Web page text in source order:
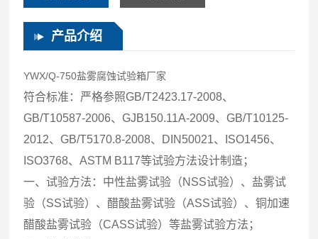
产品介绍
YWX/Q-750盐雾腐蚀试验箱厂家
符合标准：严格参照GB/T2423.17-2008、
GB/T10587-2006、GJB150.11A-2009、GB/T10125-
2012、GB/T5170.8-2008、DIN50021、ISO1456、
ISO3768、ASTM B117等试验方法设计制造；
一、试验方法：中性盐雾试验（NSS试验）、盐雾试
验（SS试验）、醋酸盐雾试验（ASS试验）、铜加速
醋酸盐雾试验（CASS试验）等盐雾试验方法；